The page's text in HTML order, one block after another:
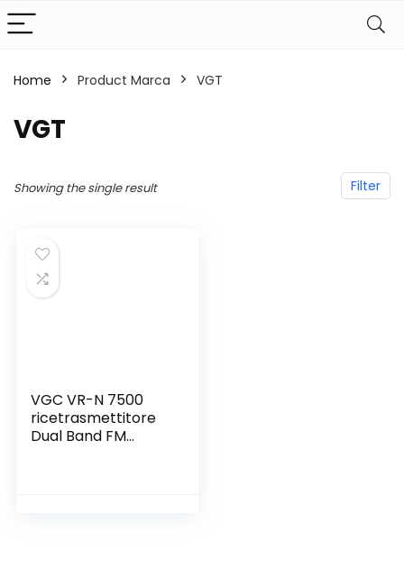
Home Product Marca ‎VGT
‎VGT
Filter
Showing the single result
VGC VR-N 7500
ricetrasmettitore
Dual Band FM